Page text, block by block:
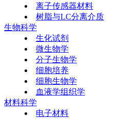
离子传感器材料
树脂与LC分离介质
生物科学
生化试剂
微生物学
分子生物学
细胞培养
细胞生物学
血液学组织学
材料科学
电子材料